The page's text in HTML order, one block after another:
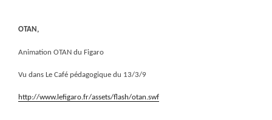
OTAN,
Animation OTAN du Figaro
Vu dans Le Café pédagogique du 13/3/9
http://www.lefigaro.fr/assets/flash/otan.swf